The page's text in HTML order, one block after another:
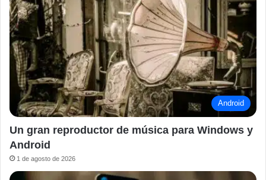
Android
Un gran reproductor de música para Windows y
Android
1 de agosto de 2026